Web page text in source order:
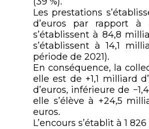
Les prestations
d’euros par rapport à
s’établissent à 84,8
s’établissent à 14,1
période de 2021).
En conséquence, la
elle est de +1,1 milliard
d’euros, inférieure de
elle s’élève à +24,5
euros.
L’encours s’établit à 1